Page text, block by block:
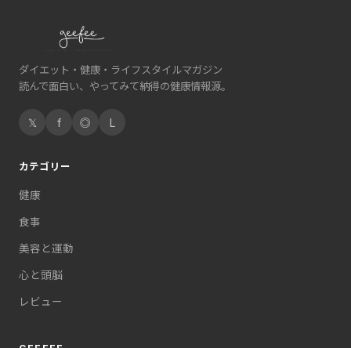
ダイエット・健康・ライフスタイルマガジン
読んで面白い、やってみて納得の健康情報源。
𝕏 f ◎ L
カテゴリー
健康
食事
美容と運動
心と頭脳
レビュー